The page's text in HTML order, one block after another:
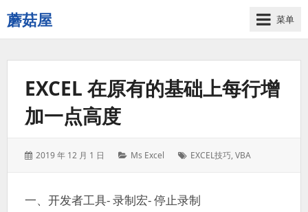
蘑菇屋
欢
迎
菜单
EXCEL 在原有的基础上每行增
加一点高度
发
2019 年 12 月 1 日
分
Ms Excel
标
EXCEL技巧,VBA
一、开发者工具- 录制宏- 停止录制